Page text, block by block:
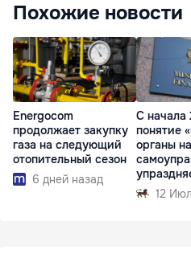
Похожие новости
Energocom
продолжает закупку
газа на следующий
отопительный сезон
6 дней назад
С начала
понятие
органы на
12